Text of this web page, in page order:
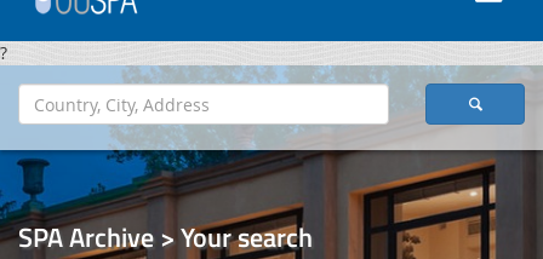
?
SPA Archive > Your search